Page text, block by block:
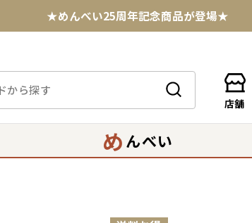
★めんべい25周年記念商品が登場★
送料全国一律770円！10,800円以上で送料無料
店舗
め んべい